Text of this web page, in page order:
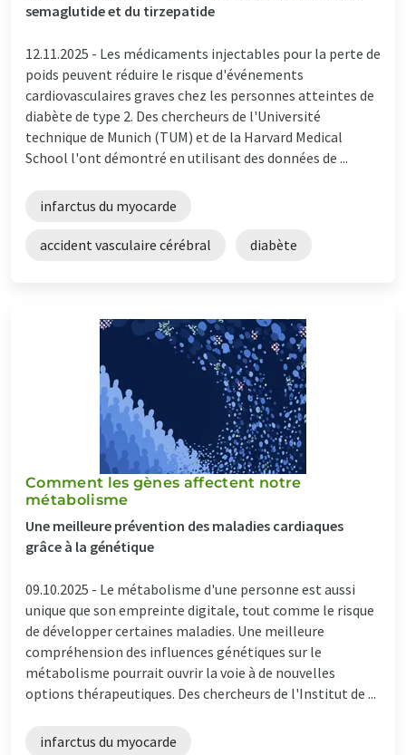
semaglutide et du tirzepatide
12.11.2025 - Les médicaments injectables pour la perte de
poids peuvent réduire le risque d'événements
cardiovasculaires graves chez les personnes atteintes de
diabète de type 2. Des chercheurs de l'Université
technique de Munich (TUM) et de la Harvard Medical
School l'ont démontré en utilisant des données de ...
infarctus du myocarde
accident vasculaire cérébral diabète
Comment les gènes affectent notre
métabolisme
Une meilleure prévention des maladies cardiaques
grâce à la génétique
09.10.2025 - Le métabolisme d'une personne est aussi
unique que son empreinte digitale, tout comme le risque
de développer certaines maladies. Une meilleure
compréhension des influences génétiques sur le
métabolisme pourrait ouvrir la voie à de nouvelles
options thérapeutiques. Des chercheurs de l'Institut de ...
infarctus du myocarde